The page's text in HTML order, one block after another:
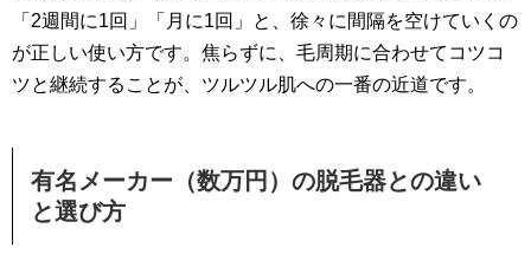
「2週間に1回」「月に1回」と、徐々に間隔を空けていくの
が正しい使い方です。焦らずに、毛周期に合わせてコツコ
ツと継続することが、ツルツル肌への一番の近道です。
有名メーカー（数万円）の脱毛器との違い
と選び方